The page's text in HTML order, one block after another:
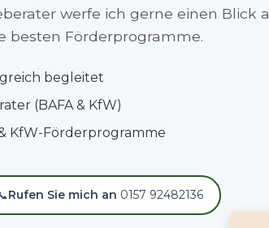
werfe ich gerne einen Blick
besten Förderprogramme.
begleitet
(BAFA & KfW)
KfW-Förderprogramme
Rufen Sie mich an 0157 92482136